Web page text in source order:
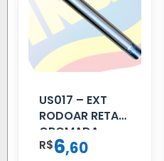
US017 – EXT
RODOAR RETA
CROMADA
R$6,60